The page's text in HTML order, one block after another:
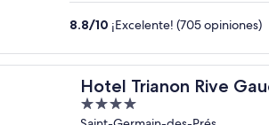
8.8/10 ¡Excelente! (705 opiniones)
Hotel Trianon Rive
4